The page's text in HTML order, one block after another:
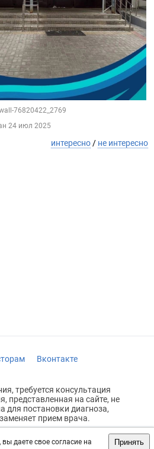
даете свое согласие на
Принять
76820422_2769
24 июл 2025
интересно / не интересно
Вконтакте
требуется консультация
представленная на сайте, не
для постановки диагноза,
прием врача.